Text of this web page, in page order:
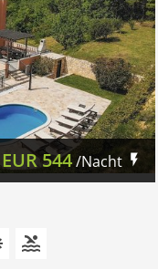
EUR544/Nacht